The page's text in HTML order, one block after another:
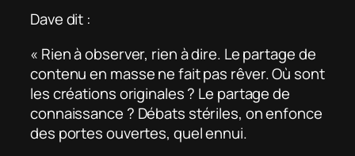
Dave dit :
« Rien à observer, rien à dire. Le partage de
contenu en masse ne fait pas rêver. Où sont
les créations originales ? Le partage de
connaissance ? Débats stériles, on enfonce
des portes ouvertes, quel ennui.